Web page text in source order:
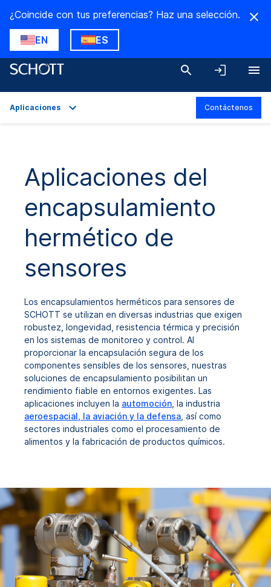
¿Coincide con tus preferencias? Haz una selección.
EN ES
Técnicas
Descargas
Aplicaciones Contáctenos
Aplicaciones del
encapsulamiento
hermético de
sensores
Los encapsulamientos herméticos para sensores de
SCHOTT se utilizan en diversas industrias que exigen
robustez, longevidad, resistencia térmica y precisión
en los sistemas de monitoreo y control. Al
proporcionar la encapsulación segura de los
componentes sensibles de los sensores, nuestras
soluciones de encapsulamiento posibilitan un
rendimiento fiable en entornos exigentes. Las
aplicaciones incluyen la automoción , la industria
aeroespacial, la aviación y la defensa , así como
sectores industriales como el procesamiento de
alimentos y la fabricación de productos químicos.